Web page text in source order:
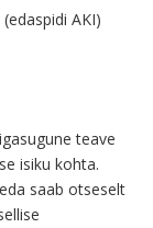
AKI)
teave
isiku kohta.
saab otseselt